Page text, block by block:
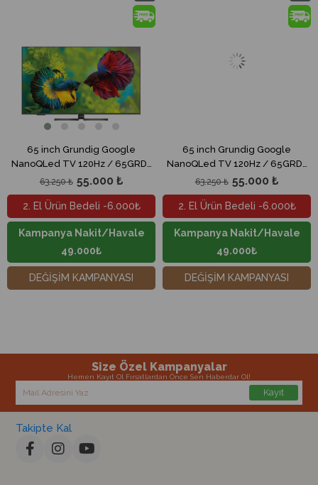
65 inch Grundig Google
NanoQLed TV 120Hz / 65GRD-
DR5T00 (65 GHQ 9500 A)
55.000 ₺
63.250 ₺
İndirim
%13İndirim
2. El Ürün Bedeli -6.000₺
Kampanya Nakit/Havale
49.000₺
DEĞİŞİM KAMPANYASI
65 inch Grundig Google
NanoQLed TV 120Hz / 65GRD-
DR5T00 (65 GHQ 9500 A)
55.000 ₺
63.250 ₺
İndirim
2. El Ürün Bedeli -6.000₺
Kampanya Nakit/Havale
49.000₺
DEĞİŞİM KAMPANYASI
Size Özel Kampanyalar
Hemen Kayıt Ol Fırsatlardan Önce Sen Haberdar Ol!
Kayıt
Takipte Kal